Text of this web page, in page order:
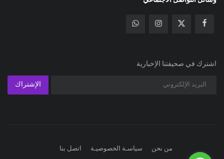
اشترك في صحيفتنا الإخبارية
الإشتراك
من نحن سياسـة الخصوصيـة اتصل بنا